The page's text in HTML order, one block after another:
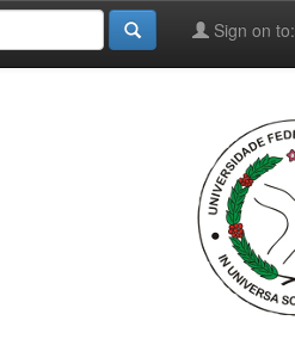
Sign on to: